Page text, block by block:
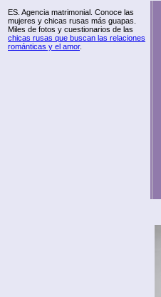
ES. Agencia matrimonial. Conoce las
mujeres y chicas rusas más guapas.
Miles de fotos y cuestionarios de las
chicas rusas que buscan las relaciones
románticas y el amor.